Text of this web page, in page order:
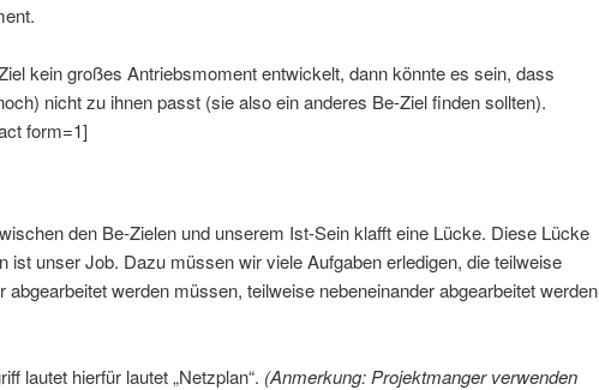
kein großes Antriebsmoment entwickelt, dann könnte es sein, dass
nicht zu ihnen passt (sie also ein anderes Be-Ziel finden sollten).
form=1]
den Be-Zielen und unserem Ist-Sein klafft eine Lücke. Diese Lücke
ist unser Job. Dazu müssen wir viele Aufgaben erledigen, die teilweise
abgearbeitet werden müssen, teilweise nebeneinander abgearbeitet werden
lautet hierfür lautet „Netzplan“. (Anmerkung: Projektmanger verwenden